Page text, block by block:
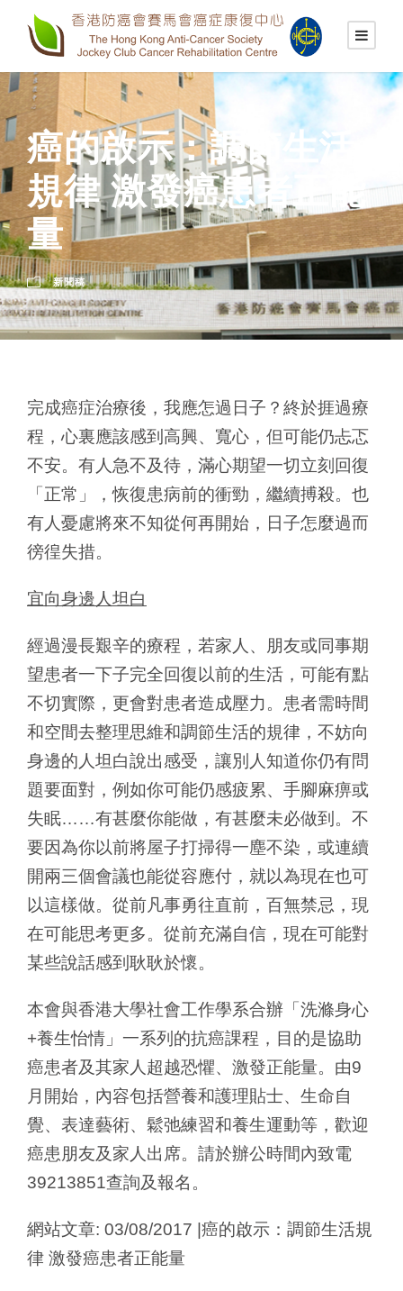
癌的啟示：調節生活
規律 激發癌患者正能
量
新聞稿
完成癌症治療後，我應怎過日子？終於捱過療
程，心裏應該感到高興、寬心，但可能仍忐忑
不安。有人急不及待，滿心期望一切立刻回復
「正常」，恢復患病前的衝勁，繼續搏殺。也
有人憂慮將來不知從何再開始，日子怎麼過而
徬徨失措。
宜向身邊人坦白
經過漫長艱辛的療程，若家人、朋友或同事期
望患者一下子完全回復以前的生活，可能有點
不切實際，更會對患者造成壓力。患者需時間
和空間去整理思維和調節生活的規律，不妨向
身邊的人坦白說出感受，讓別人知道你仍有問
題要面對，例如你可能仍感疲累、手腳麻痹或
失眠……有甚麼你能做，有甚麼未必做到。不
要因為你以前將屋子打掃得一塵不染，或連續
開兩三個會議也能從容應付，就以為現在也可
以這樣做。從前凡事勇往直前，百無禁忌，現
在可能思考更多。從前充滿自信，現在可能對
某些說話感到耿耿於懷。
本會與香港大學社會工作學系合辦「洗滌身心
+養生怡情」一系列的抗癌課程，目的是協助
癌患者及其家人超越恐懼、激發正能量。由9
月開始，內容包括營養和護理貼士、生命自
覺、表達藝術、鬆弛練習和養生運動等，歡迎
癌患朋友及家人出席。請於辦公時間內致電
39213851查詢及報名。
網站文章: 03/08/2017 |癌的啟示：調節生活規
律 激發癌患者正能量